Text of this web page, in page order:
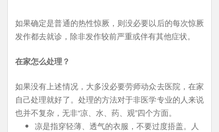
如果确定是普通的热性惊厥，则没必要以后的每次惊厥
发作都去就诊，除非发作较前严重或伴有其他症状。
在家怎么处理？
如果没有上述情况，大多没必要劳师动众去医院，在家
自己处理就好了。处理的方法对于非医学专业的人来说
也并不复杂，无非“凉、水、药、观”四个方面。
凉是指穿轻薄、透气的衣服，不要过度捂盖。人